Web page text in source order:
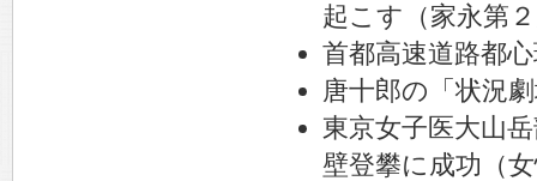
起こす（家永第
首都高速道路都
唐十郎の「状況
東京女子医大山
壁登攀に成功（